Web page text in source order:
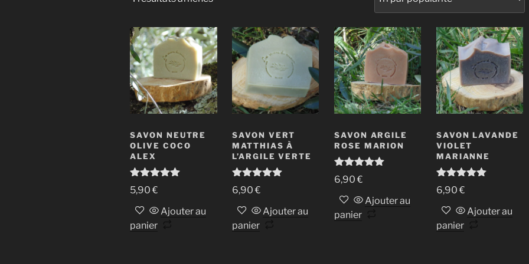
popularité
SAVON NEUTRE
OLIVE COCO
ALEX
Note 5.00
sur 5
5,90€
Ajouter au
panier
SAVON VERT
MATTHIAS À
L’ARGILE VERTE
Note 5.00
sur 5
6,90€
Ajouter au
panier
SAVON ARGILE
ROSE MARION
Note 5.00
sur 5
6,90€
Ajouter au
panier
SAVON LAVANDE
VIOLET
MARIANNE
Note 5.00
sur 5
6,90€
Ajouter au
panier